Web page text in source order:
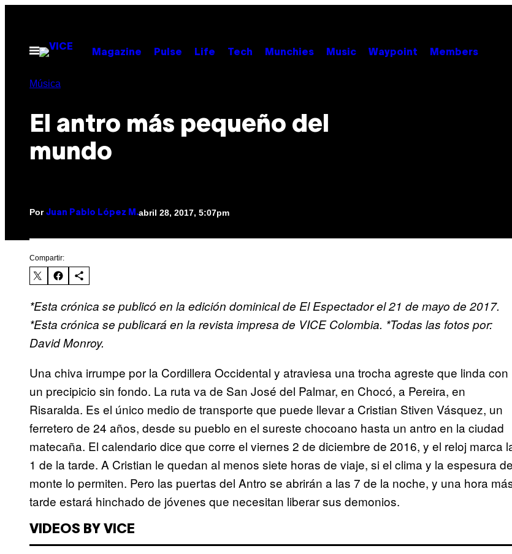
contenido
Abrir
Menú
Magazine Pulse Life Tech Munchies Music Waypoint Members
Música
El antro más pequeño del
mundo
Por Juan Pablo López M.abril 28, 2017, 5:07pm
Compartir:
*Esta crónica se publicó en la edición dominical de El Espectador el 21 de mayo de 2017.
*Esta crónica se publicará en la revista impresa de VICE Colombia. *Todas las fotos por:
David Monroy.
Una chiva irrumpe por la Cordillera Occidental y atraviesa una trocha agreste que linda con
un precipicio sin fondo. La ruta va de San José del Palmar, en Chocó, a Pereira, en
Risaralda. Es el único medio de transporte que puede llevar a Cristian Stiven Vásquez, un
ferretero de 24 años, desde su pueblo en el sureste chocoano hasta un antro en la ciudad
matecaña. El calendario dice que corre el viernes 2 de diciembre de 2016, y el reloj marca
1 de la tarde. A Cristian le quedan al menos siete horas de viaje, si el clima y la espesura
monte lo permiten. Pero las puertas del Antro se abrirán a las 7 de la noche, y una hora
tarde estará hinchado de jóvenes que necesitan liberar sus demonios.
VIDEOS BY VICE